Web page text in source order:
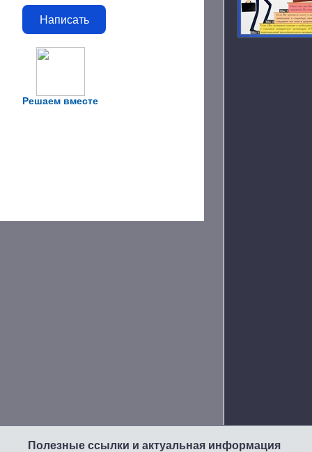
Решаем вместе
Написать
Полезные ссылки и актуальная информация